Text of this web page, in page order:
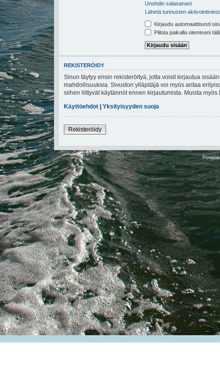
Unohdin salasanani
Lähetä tunnusten
Kirjaudu automaattisesti
Piilota paikalla olemiseni
REKISTERÖIDY
Sinun täytyy ensin rekisteröityä, jotta voisit kirjautua
mahdollisuuksia. Sivuston ylläpitäjä voi myös antaa
siihen liittyvät käytännöt ennen kirjautumista. Muista
Käyttöehdot | Yksityisyyden suoja
Rekisteröidy